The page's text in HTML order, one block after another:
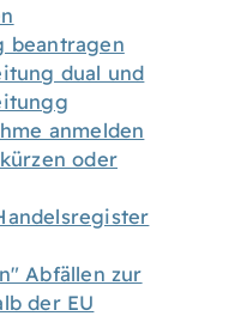
beantragen
dual und
anmelden
oder
Abfällen zur
der EU